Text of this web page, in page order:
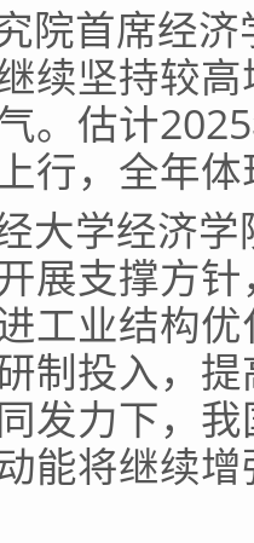
首席经济
续坚持较
。估计
行，全年
学经济学
展支撑方
工业结构
制投入，
发力下，
能将继续